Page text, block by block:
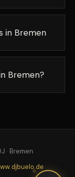
in Bremen
Bremen?
· Bremen